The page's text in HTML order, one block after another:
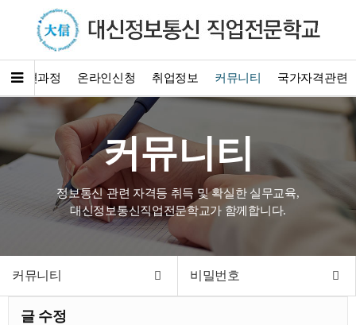
훈련과정 온라인신청 취업정보 커뮤니티 국가자격관련
커뮤니티
정보통신 관련 자격등 취득 및 확실한 실무교육,
대신정보통신직업전문학교가 함께합니다.
커뮤니티 비밀번호
글 수정